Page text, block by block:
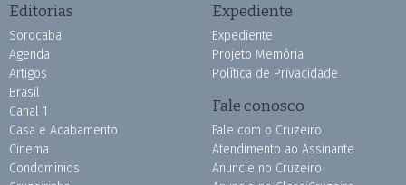
Editorias
Sorocaba
Agenda
Artigos
Brasil
Canal 1
Casa e Acabamento
Cinema
Condomínios
Expediente
Expediente
Projeto Memória
Política de Privacidade
Fale conosco
Fale com o Cruzeiro
Atendimento ao Assinante
Anuncie no Cruzeiro